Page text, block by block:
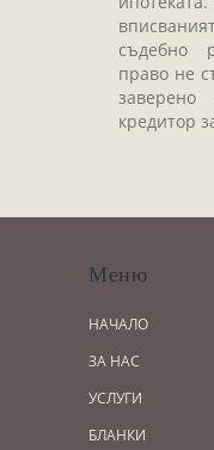
съдебно
право не
кредитор
Меню
НАЧАЛО
ЗА НАС
УСЛУГИ
БЛАНКИ